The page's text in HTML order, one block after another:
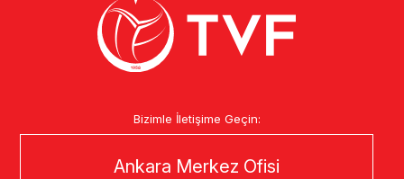
Bizimle İletişime Geçin:
Ankara Merkez Ofisi